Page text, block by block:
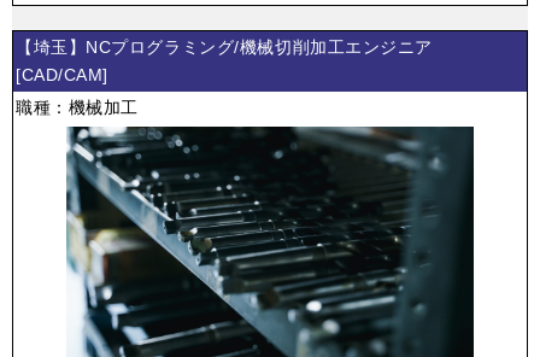
【埼玉】NCプログラミング/機械切削加工エンジニア
[CAD/CAM]
職種：機械加工